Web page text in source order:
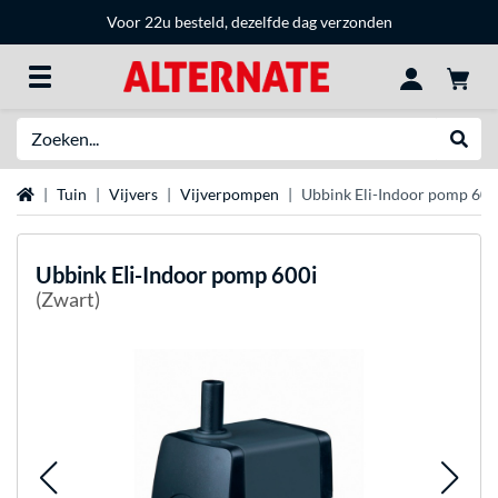
Voor 22u besteld, dezelfde dag verzonden
HomeTuin Vijvers Vijverpompen Ubbink Eli-Indoor pomp
Ubbink Eli-Indoor pomp 600i
(Zwart)